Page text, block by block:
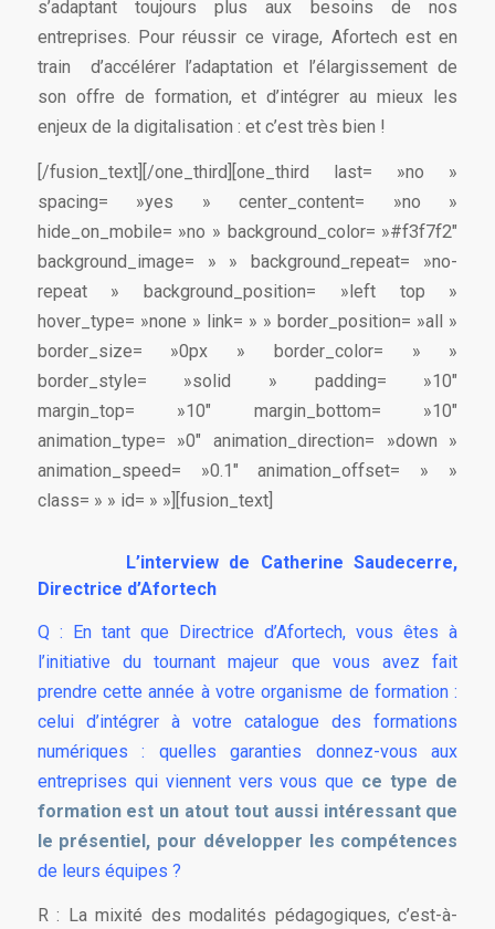
s’adaptant toujours plus aux besoins de nos
entreprises. Pour réussir ce virage, Afortech est en
train d’accélérer l’adaptation et l’élargissement de
son offre de formation, et d’intégrer au mieux les
enjeux de la digitalisation : et c’est très bien !
[/fusion_text][/one_third][one_third last= »no »
spacing= »yes » center_content= »no »
hide_on_mobile= »no » background_color= »#f3f7f2″
background_image= » » background_repeat= »no-
repeat » background_position= »left top »
hover_type= »none » link= » » border_position= »all »
border_size= »0px » border_color= » »
border_style= »solid » padding= »10″
margin_top= »10″ margin_bottom= »10″
animation_type= »0″ animation_direction= »down »
animation_speed= »0.1″ animation_offset= » »
class= » » id= » »][fusion_text]
L’interview de Catherine Saudecerre,
Directrice d’Afortech
Q : En tant que Directrice d’Afortech, vous êtes à
l’initiative du tournant majeur que vous avez fait
prendre cette année à votre organisme de formation :
celui d’intégrer à votre catalogue des formations
numériques : quelles garanties donnez-vous aux
entreprises qui viennent vers vous que ce type de
formation est un atout tout aussi intéressant que
le présentiel, pour développer les compétences
de leurs équipes ?
R : La mixité des modalités pédagogiques, c’est-à-